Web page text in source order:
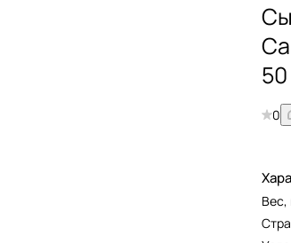
50
0
Вес,